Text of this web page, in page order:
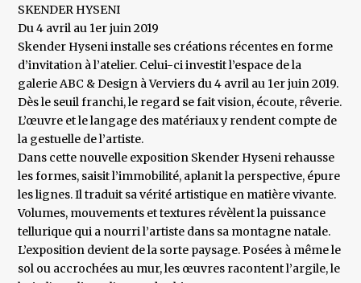
SKENDER HYSENI
Du 4 avril au 1er juin 2019
Skender Hyseni installe ses créations récentes en forme
d’invitation à l’atelier. Celui-ci investit l’espace de la
galerie ABC & Design à Verviers du 4 avril au 1er juin 2019.
Dès le seuil franchi, le regard se fait vision, écoute, rêverie.
L’œuvre et le langage des matériaux y rendent compte de
la gestuelle de l’artiste.
Dans cette nouvelle exposition Skender Hyseni rehausse
les formes, saisit l’immobilité, aplanit la perspective, épure
les lignes. Il traduit sa vérité artistique en matière vivante.
Volumes, mouvements et textures révèlent la puissance
tellurique qui a nourri l’artiste dans sa montagne natale.
L’exposition devient de la sorte paysage. Posées à même le
sol ou accrochées au mur, les œuvres racontent l’argile, le